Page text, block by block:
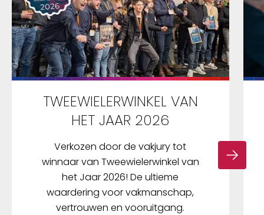
TWEEWIELERWINKEL VAN
HET JAAR 2026
Verkozen door de vakjury tot
winnaar van Tweewielerwinkel van
het Jaar 2026! De ultieme
waardering voor vakmanschap,
vertrouwen en vooruitgang.